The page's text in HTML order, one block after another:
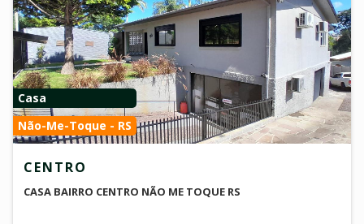
Casa
Não-Me-Toque - RS
CENTRO
CASA BAIRRO CENTRO NÃO ME TOQUE RS